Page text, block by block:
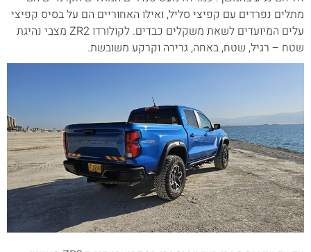
מתלים נפרדים עם קפיצי סליל, ואילו האחוריים הם על בסיס קפיצי
עלים המיועדים לשאת משקלים כבדים. לקולורדו ZR2 מצבי נהיגת
שטח – רגיל, שטח, באחה, גרירה וקרקע משובשת.